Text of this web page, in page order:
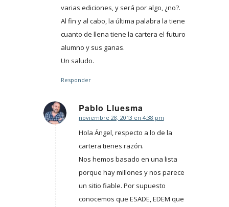
varias ediciones, y será por algo, ¿no?.
Al fin y al cabo, la última palabra la tiene
cuanto de llena tiene la cartera el futuro
alumno y sus ganas.
Un saludo.
Responder
Pablo Lluesma
Dice:
noviembre 28, 2013 en 4:38 pm
Hola Ángel, respecto a lo de la
cartera tienes razón.
Nos hemos basado en una lista
porque hay millones y nos parece
un sitio fiable. Por supuesto
conocemos que ESADE, EDEM que